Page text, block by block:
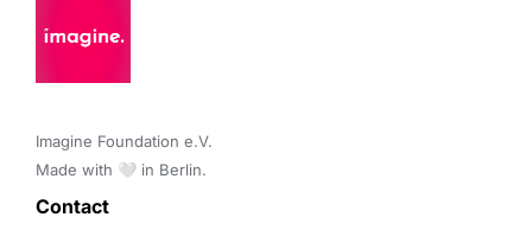
Imagine Foundation e.V.
Made with 🤍 in Berlin.
Contact